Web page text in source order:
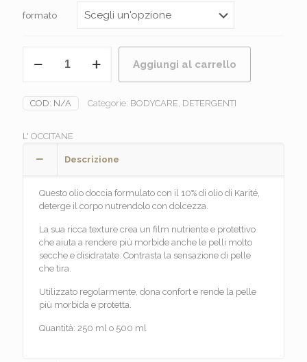
prezzo:
€19,00
a
€32,00
formato
Doccia
Aggiungi al carrello
COD: N/A Categorie: BODYCARE, DETERGENTI
L' OCCITANE
Descrizione
Questo olio doccia formulato con il 10% di olio di Karité,
deterge il corpo nutrendolo con dolcezza.
La sua ricca texture crea un film nutriente e protettivo
che aiuta a rendere più morbide anche le pelli molto
secche e disidratate. Contrasta la sensazione di pelle
che tira.
Utilizzato regolarmente, dona confort e rende la pelle
più morbida e protetta.
Quantità: 250 ml o 500 ml